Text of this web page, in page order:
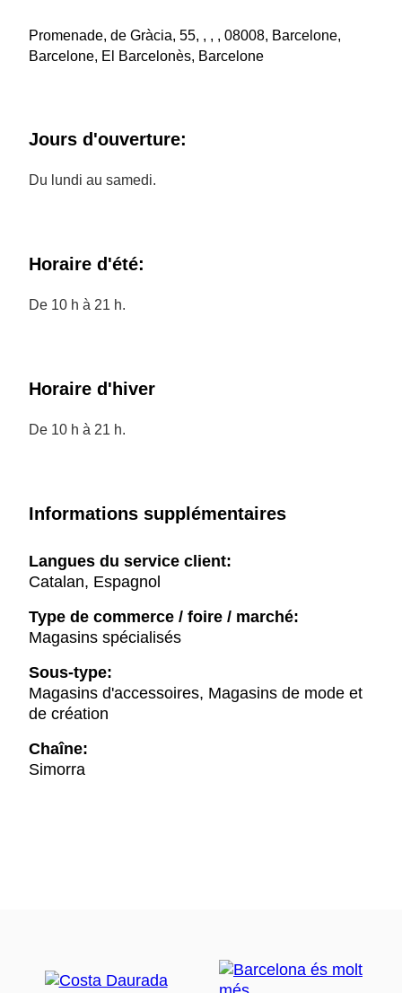
Promenade, de Gràcia, 55, , , , 08008, Barcelone,
Barcelone, El Barcelonès, Barcelone
Jours d'ouverture:
Du lundi au samedi.
Horaire d'été:
De 10 h à 21 h.
Horaire d'hiver
De 10 h à 21 h.
Informations supplémentaires
Langues du service client:
Catalan, Espagnol
Type de commerce / foire / marché:
Magasins spécialisés
Sous-type:
Magasins d'accessoires, Magasins de mode et
de création
Chaîne:
Simorra